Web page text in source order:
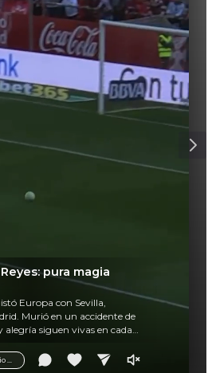
pura magia
Europa con Sevilla,
Murió en un accidente de
alegría siguen vivas en cada